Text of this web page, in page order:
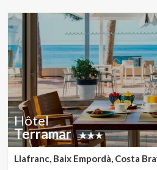
Hôtel
Terramar
Llafranc, Baix Empordà, Costa